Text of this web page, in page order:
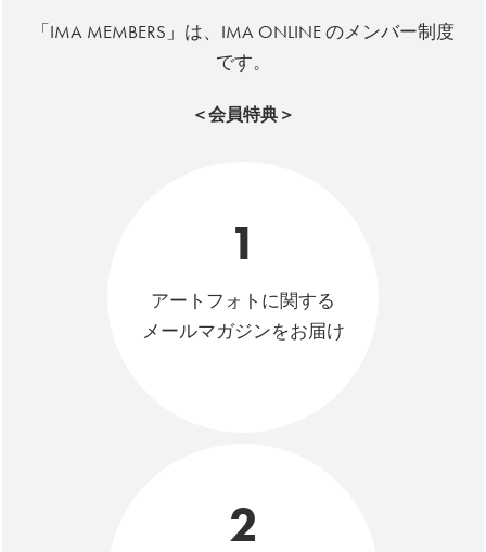
「IMA MEMBERS」は、IMA ONLINE のメンバー制度
です。
＜会員特典＞
1
アートフォトに関する
メールマガジンをお届け
2